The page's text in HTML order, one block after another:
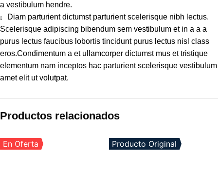
a vestibulum hendre.
Diam parturient dictumst parturient scelerisque nibh lectus.
Scelerisque adipiscing bibendum sem vestibulum et in a a a
purus lectus faucibus lobortis tincidunt purus lectus nisl class
eros.Condimentum a et ullamcorper dictumst mus et tristique
elementum nam inceptos hac parturient scelerisque vestibulum
amet elit ut volutpat.
Productos relacionados
En Oferta Producto Original